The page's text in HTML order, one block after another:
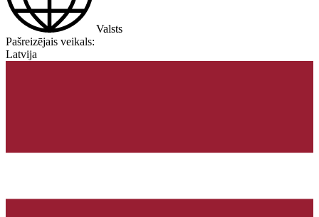
Valsts
Pašreizējais veikals:
Latvija